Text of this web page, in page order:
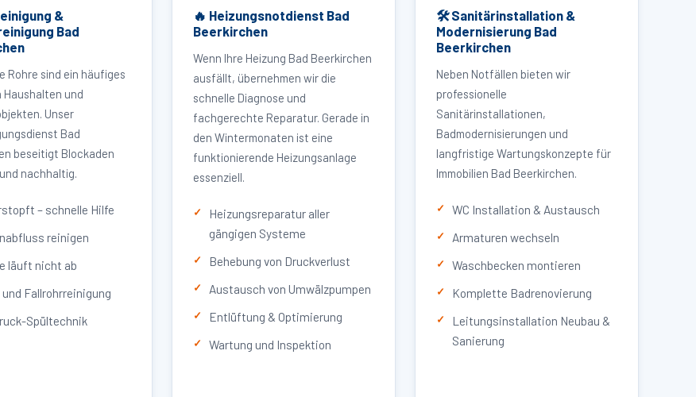
&
Bad
Rohre sind ein häufiges
Haushalten und
Unser
Bad
beseitigt Blockaden
nachhaltig.
– schnelle Hilfe
reinigen
läuft nicht ab
Fallrohrreinigung
Spültechnik
🔥 Heizungsnotdienst Bad
Beerkirchen
Wenn Ihre Heizung Bad Beerkirchen
ausfällt, übernehmen wir die
schnelle Diagnose und
fachgerechte Reparatur. Gerade in
den Wintermonaten ist eine
funktionierende Heizungsanlage
essenziell.
Heizungsreparatur aller
gängigen Systeme
Behebung von Druckverlust
Austausch von Umwälzpumpen
Entlüftung & Optimierung
Wartung und Inspektion
🛠 Sanitärinstallation &
Modernisierung Bad
Beerkirchen
Neben Notfällen bieten wir
professionelle
Sanitärinstallationen,
Badmodernisierungen und
langfristige Wartungskonzepte für
Immobilien Bad Beerkirchen.
WC Installation & Austausch
Armaturen wechseln
Waschbecken montieren
Komplette Badrenovierung
Leitungsinstallation Neubau &
Sanierung